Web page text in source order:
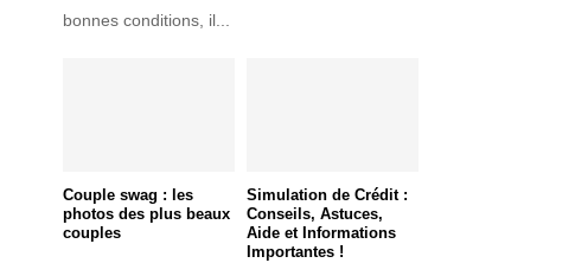
bonnes conditions, il...
Couple swag : les
photos des plus beaux
couples
Simulation de Crédit :
Conseils, Astuces,
Aide et Informations
Importantes !